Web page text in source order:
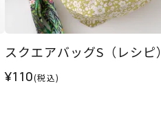
スクエアバッグS（レシピ）
¥110(税込)